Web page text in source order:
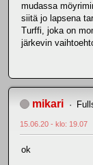
mudassa
siitä jo lapsena
Turffi, joka on
järkevin
mikari
15.06.20 - klo: 19.07
ok